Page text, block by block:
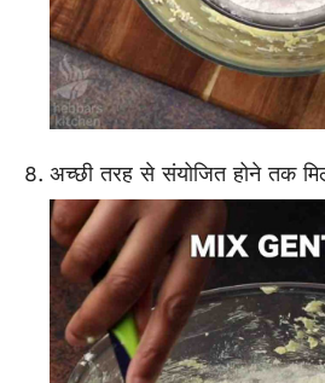
अच्छी तरह से संयोजित होने तक